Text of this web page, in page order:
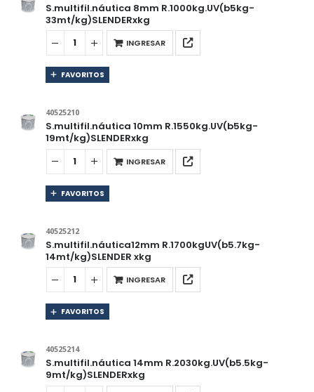
S.multifil.náutica 8mm R.1000kg.UV(b5kg-
33mt/kg)SLENDERxkg
INGRESAR
FAVORITOS
40525210
S.multifil.náutica 10mm R.1550kg.UV(b5kg-
19mt/kg)SLENDERxkg
INGRESAR
FAVORITOS
40525212
S.multifil.náutica12mm R.1700kgUV(b5.7kg-
14mt/kg)SLENDER xkg
INGRESAR
FAVORITOS
40525214
S.multifil.náutica 14mm R.2030kg.UV(b5.5kg-
9mt/kg)SLENDERxkg